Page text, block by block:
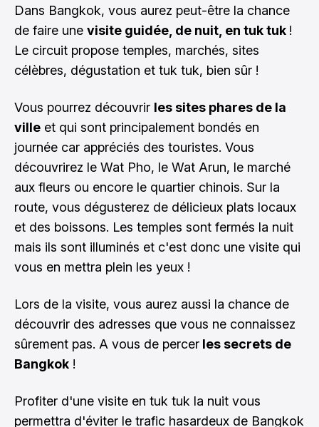
Dans Bangkok, vous aurez peut-être la chance
de faire une visite guidée, de nuit, en tuk tuk !
Le circuit propose temples, marchés, sites
célèbres, dégustation et tuk tuk, bien sûr !
Vous pourrez découvrir les sites phares de la
ville et qui sont principalement bondés en
journée car appréciés des touristes. Vous
découvrirez le Wat Pho, le Wat Arun, le marché
aux fleurs ou encore le quartier chinois. Sur la
route, vous dégusterez de délicieux plats locaux
et des boissons. Les temples sont fermés la nuit
mais ils sont illuminés et c'est donc une visite qui
vous en mettra plein les yeux !
Lors de la visite, vous aurez aussi la chance de
découvrir des adresses que vous ne connaissez
sûrement pas. A vous de percer les secrets de
Bangkok !
Profiter d'une visite en tuk tuk la nuit vous
permettra d'éviter le trafic hasardeux de Bangkok